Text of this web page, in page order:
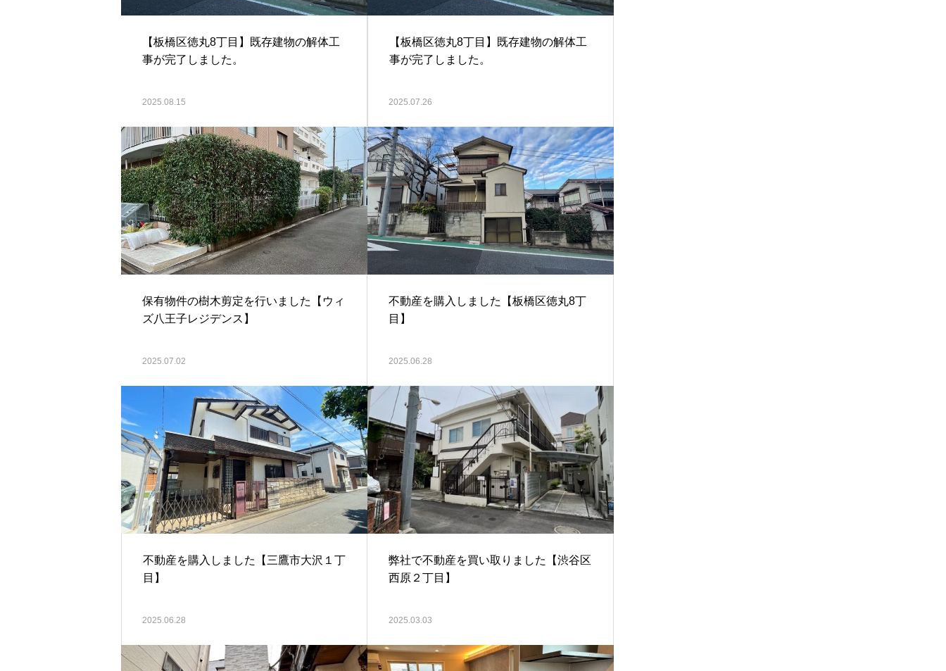
【板橋区徳丸8丁目】既存建物の解体工
事が完了しました。
2025.08.15
【板橋区徳丸8丁目】既存建物の解体工
事が完了しました。
2025.07.26
保有物件の樹木剪定を行いました【ウィ
ズ八王子レジデンス】
2025.07.02
不動産を購入しました【板橋区徳丸8丁
目】
2025.06.28
不動産を購入しました【三鷹市大沢１丁
目】
2025.06.28
弊社で不動産を買い取りました【渋谷区
西原２丁目】
2025.03.03